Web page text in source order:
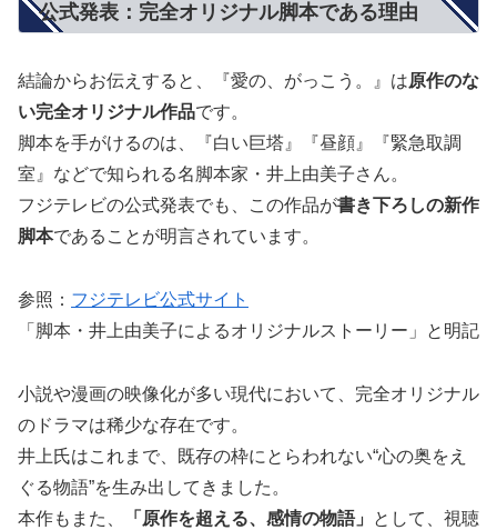
公式発表：完全オリジナル脚本である理由
結論からお伝えすると、『愛の、がっこう。』は原作のな
い完全オリジナル作品です。
脚本を手がけるのは、『白い巨塔』『昼顔』『緊急取調
室』などで知られる名脚本家・井上由美子さん。
フジテレビの公式発表でも、この作品が書き下ろしの新作
脚本であることが明言されています。
参照： フジテレビ公式サイト
「脚本・井上由美子によるオリジナルストーリー」と明記
小説や漫画の映像化が多い現代において、完全オリジナル
のドラマは稀少な存在です。
井上氏はこれまで、既存の枠にとらわれない“心の奥をえ
ぐる物語”を生み出してきました。
本作もまた、
「原作を超える、感情の物語」
として、視聴